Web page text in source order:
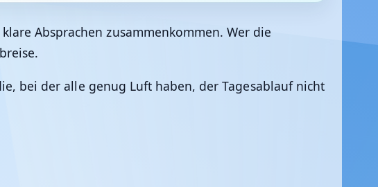
Absprachen zusammenkommen. Wer die
bei der alle genug Luft haben, der Tagesablauf nicht